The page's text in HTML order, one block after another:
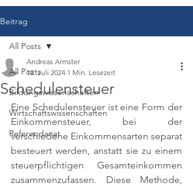
Beitrag
All Posts
Bildungswissenschaften
Wirtschaftswissenschaften
Referendariat
All Posts
Schedulensteuer
Andreas Armster
12. Juli 2024 1 Min. Lesezeit
Eine Schedulensteuer ist eine Form der
Einkommensteuer, bei der
verschiedene Einkommensarten separat
besteuert werden, anstatt sie zu einem
steuerpflichtigen Gesamteinkommen
zusammenzufassen. Diese Methode,